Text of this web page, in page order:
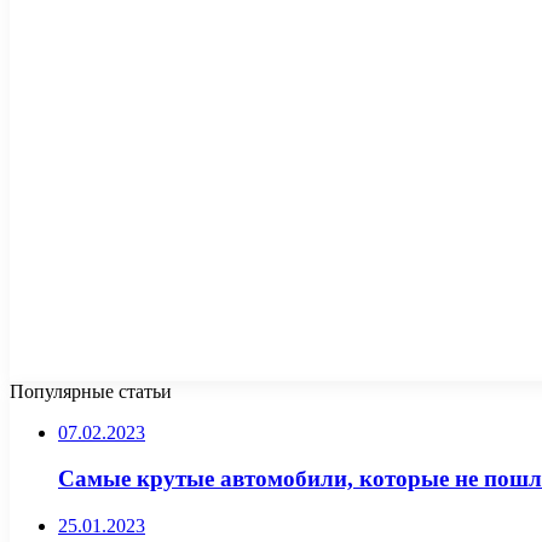
Популярные статьи
07.02.2023
Самые крутые автомобили, которые не
25.01.2023